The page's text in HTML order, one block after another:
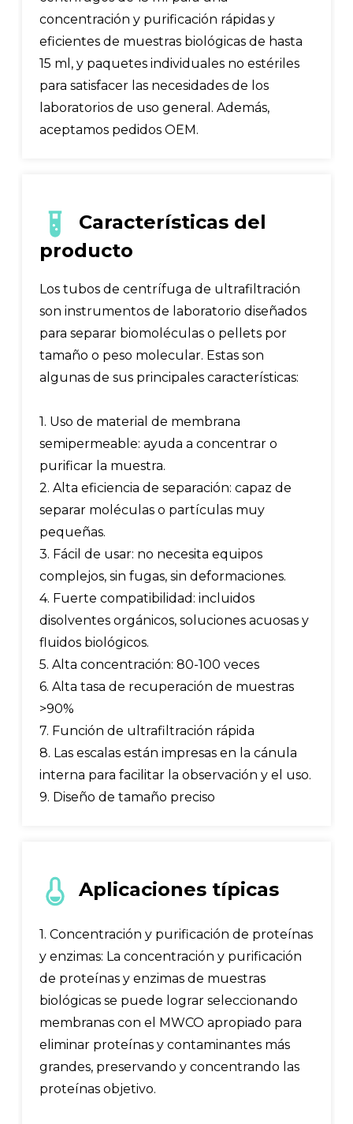
concentración y purificación rápidas y
eficientes de muestras biológicas de hasta
15 ml, y paquetes individuales no estériles
para satisfacer las necesidades de los
laboratorios de uso general. Además,
aceptamos pedidos OEM.
Características del
producto
Los tubos de centrífuga de ultrafiltración
son instrumentos de laboratorio diseñados
para separar biomoléculas o pellets por
tamaño o peso molecular. Estas son
algunas de sus principales características:
1. Uso de material de membrana
semipermeable: ayuda a concentrar o
purificar la muestra.
2. Alta eficiencia de separación: capaz de
separar moléculas o partículas muy
pequeñas.
3. Fácil de usar: no necesita equipos
complejos, sin fugas, sin deformaciones.
4. Fuerte compatibilidad: incluidos
disolventes orgánicos, soluciones acuosas y
fluidos biológicos.
5. Alta concentración: 80-100 veces
6. Alta tasa de recuperación de muestras
>90%
7. Función de ultrafiltración rápida
8. Las escalas están impresas en la cánula
interna para facilitar la observación y el uso.
9. Diseño de tamaño preciso
Aplicaciones típicas
1. Concentración y purificación de proteínas
y enzimas: La concentración y purificación
de proteínas y enzimas de muestras
biológicas se puede lograr seleccionando
membranas con el MWCO apropiado para
eliminar proteínas y contaminantes más
grandes, preservando y concentrando las
proteínas objetivo.